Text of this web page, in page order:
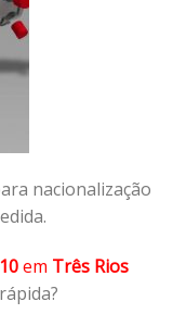
nacionalização
em Três Rios